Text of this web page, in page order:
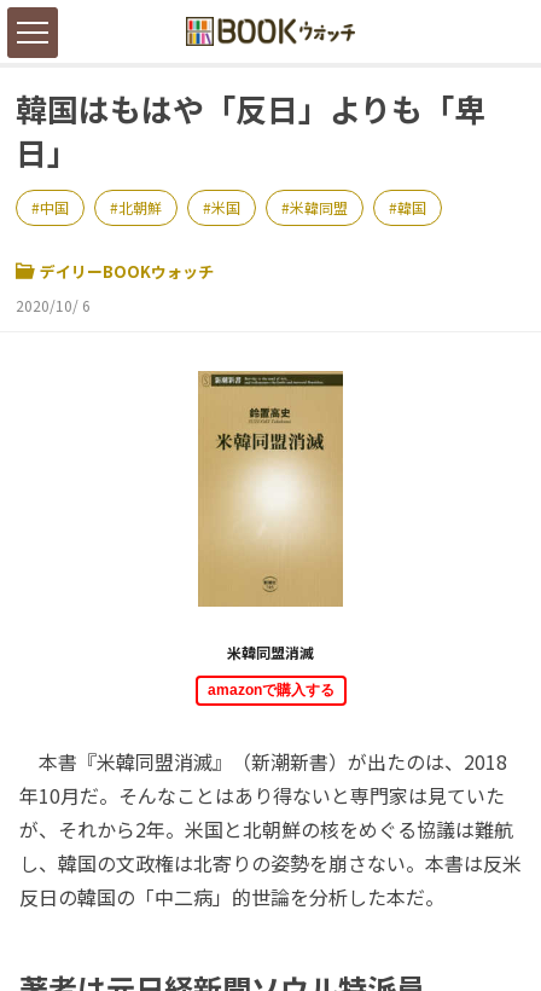
韓国はもはや「反日」よりも「卑
日」
中国 北朝鮮 米国 米韓同盟 韓国
デイリーBOOKウォッチ
2020/10/ 6
米韓同盟消滅
amazonで購入する
本書『米韓同盟消滅』（新潮新書）が出たのは、2018
年10月だ。そんなことはあり得ないと専門家は見ていた
が、それから2年。米国と北朝鮮の核をめぐる協議は難航
し、韓国の文政権は北寄りの姿勢を崩さない。本書は反米
反日の韓国の「中二病」的世論を分析した本だ。